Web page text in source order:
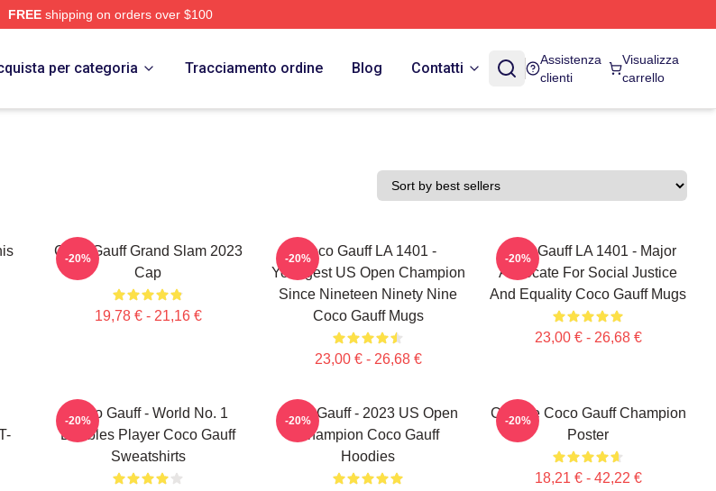
FREEshipping on orders over $100
per categoria Tracciamento ordine Blog Contatti
Assistenza
clienti
Visualizza
carrello
Coco Gauff Grand Slam 2023
Cap
19,78 € - 21,16 €
-20%
Coco Gauff LA 1401 -
Youngest US Open Champion
Since Nineteen Ninety Nine
Coco Gauff Mugs
23,00 € - 26,68 €
-20%
Coco Gauff LA 1401 - Major
Advocate For Social Justice
And Equality Coco Gauff Mugs
23,00 € - 26,68 €
-20%
Coco Gauff - World No. 1
Doubles Player Coco Gauff
Sweatshirts
-20%
Coco Gauff - 2023 US Open
Champion Coco Gauff
Hoodies
-20%
Call Me Coco Gauff Champion
Poster
18,21 € - 42,22 €
-20%